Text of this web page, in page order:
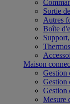
Sortie
Autres
Boîte
Maison
Gestion
Gestion
Gestion
Mesure